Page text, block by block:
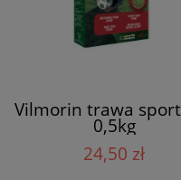
Vilmorin trawa
0,5kg
24,50 zł